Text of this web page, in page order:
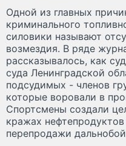
Одной из главных
криминального
силовики называют
возмездия. В ряде
рассказывалось, как
суда Ленинградской
подсудимых - членов
которые воровали в
Спортсмены создали
кражах
перепродажи